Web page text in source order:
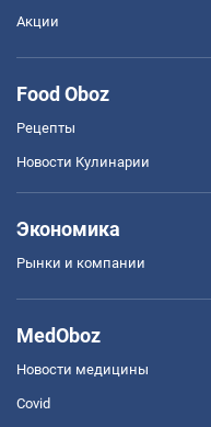
Акции
Food Oboz
Рецепты
Новости Кулинарии
Экономика
Рынки и компании
MedOboz
Новости медицины
Covid